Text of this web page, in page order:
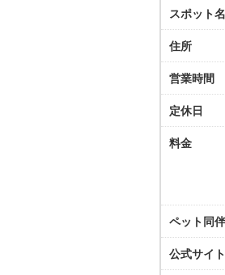
スポット名
住所
営業時間
定休日
料金
ペット同伴
公式サイト